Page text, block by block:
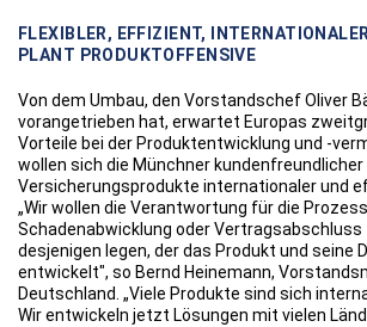
FLEXIBLER, EFFIZIENT,
PLANT PRODUKTOFFENSIVE
Von dem Umbau, den Vorstandschef Oliver
vorangetrieben hat, erwartet Europas
Vorteile bei der Produktentwicklung und -
wollen sich die Münchner
Versicherungsprodukte internationaler und
„Wir wollen die Verantwortung für die
Schadenabwicklung oder Vertragsabschluss
desjenigen legen, der das Produkt und seine
entwickelt", so Bernd Heinemann,
Deutschland. „Viele Produkte sind sich
Wir entwickeln jetzt Lösungen mit vielen